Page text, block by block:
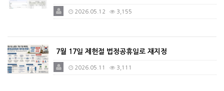
2026.05.12 3,155
7월 17일 제헌절 법정공휴일로 재지정
2026.05.11 3,111